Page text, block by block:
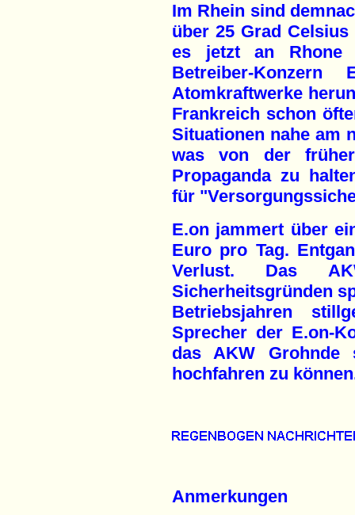
Im Rhein sind
über 25 Grad
es jetzt an Rhone
Betreiber-
Atomkraftwerke
Frankreich schon
Situationen nahe am
was von der
Propaganda zu
für
E.on jammert über
Euro pro Tag.
Verlust. Das
Sicherheitsgründen
Betriebsjahren
Sprecher der E.on-
das AKW Grohnde
hochfahren zu
Anmerkungen